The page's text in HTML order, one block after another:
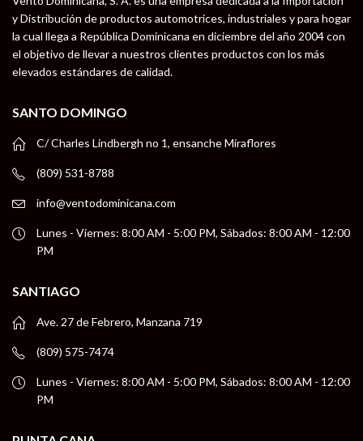
y Distribución de productos automotrices, industriales y para hogar
la cual llega a República Dominicana en diciembre del año 2004 con
el objetivo de llevar a nuestros clientes productos con los más
elevados estándares de calidad.
SANTO DOMINGO
C/ Charles Lindbergh no 1, ensanche Miraflores
(809) 531-8788
info@ventodominicana.com
Lunes - Viernes: 8:00 AM - 5:00 PM, Sábados: 8:00 AM - 12:00
PM
SANTIAGO
Ave. 27 de Febrero, Manzana 719
(809) 575-7474
Lunes - Viernes: 8:00 AM - 5:00 PM, Sábados: 8:00 AM - 12:00
PM